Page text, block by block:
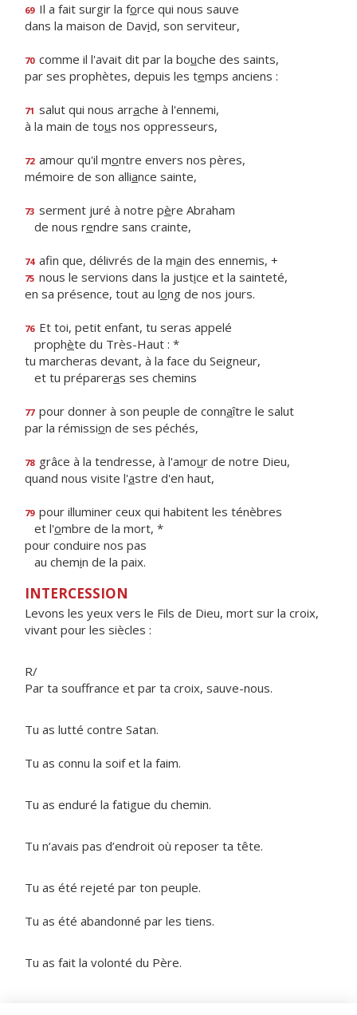
69 Il a fait surgir la force qui nous sauve
dans la maison de David, son serviteur,
70 comme il l'avait dit par la bouche des saints,
par ses prophètes, depuis les temps anciens :
71 salut qui nous arrache à l'ennemi,
à la main de tous nos oppresseurs,
72 amour qu'il montre envers nos pères,
mémoire de son alliance sainte,
73 serment juré à notre père Abraham
de nous rendre sans crainte,
74 afin que, délivrés de la main des ennemis, +
75 nous le servions dans la justice et la sainteté,
en sa présence, tout au long de nos jours.
76 Et toi, petit enfant, tu seras appelé
prophète du Très-Haut : *
tu marcheras devant, à la face du Seigneur,
et tu prépareras ses chemins
77 pour donner à son peuple de connaître le salut
par la rémission de ses péchés,
78 grâce à la tendresse, à l'amour de notre Dieu,
quand nous visite l'astre d'en haut,
79 pour illuminer ceux qui habitent les ténèbres
et l'ombre de la mort, *
pour conduire nos pas
au chemin de la paix.
INTERCESSION
Levons les yeux vers le Fils de Dieu, mort sur la croix,
vivant pour les siècles :
R/
Par ta souffrance et par ta croix, sauve-nous.
Tu as lutté contre Satan.
Tu as connu la soif et la faim.
Tu as enduré la fatigue du chemin.
Tu n’avais pas d’endroit où reposer ta tête.
Tu as été rejeté par ton peuple.
Tu as été abandonné par les tiens.
Tu as fait la volonté du Père.